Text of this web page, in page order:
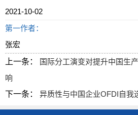
2021-10-02
第一作者：
张宏
上一条：
国际分工演变对提升中国生
响
下一条：
异质性与中国企业OFDI自我